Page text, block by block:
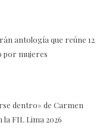
antología que reúne 12
por mujeres
dentro» de Carmen
la FIL Lima 2026